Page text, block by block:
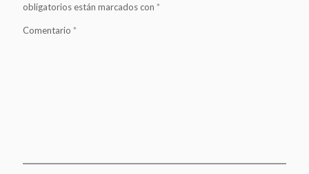
obligatorios están marcados con *
Comentario *